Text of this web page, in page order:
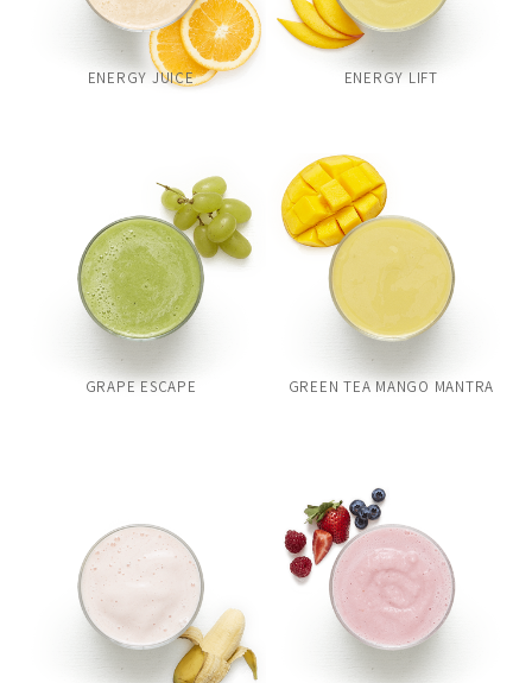
ENERGY JUICE ENERGY LIFT
GRAPE ESCAPE GREEN TEA MANGO MANTRA